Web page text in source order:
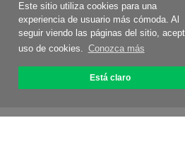
Este sitio utiliza cookies para una
experiencia de usuario más cómoda. Al
seguir viendo las páginas del sitio,
uso de cookies. Conozca más
Está claro